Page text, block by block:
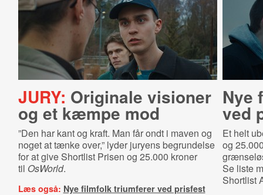
JURY: Originale visioner
og et kæmpe mod
”Den har kant og kraft. Man får ondt i maven og
noget at tænke over,” lyder juryens begrundelse
for at give Shortlist Prisen og 25.000 kroner
til OsWorld.
Læs også: Nye filmfolk triumferer ved prisfest
Nye
ved
Et helt
og
Se liste
Shortlist